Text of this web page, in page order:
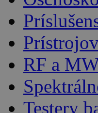
RF a
Testery